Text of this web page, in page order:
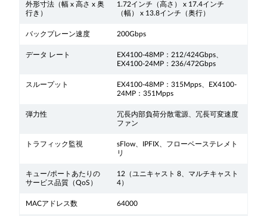
外形寸法（幅 x 高さ x 奥
行き）
1.72インチ（高さ） x 17.4インチ
（幅） x 13.8インチ（奥行）
バックプレーン速度 200Gbps
データ レート
EX4100-48MP：212/424Gbps、
EX4100-24MP：236/472Gbps
スループット
EX4100-48MP：315Mpps、EX4100-
24MP：351Mpps
弾力性
冗長内部負荷分散電源、冗長可変速度
ファン
トラフィック監視
sFlow、IPFIX、フローベーステレメト
リ
キュー/ポートあたりの
サービス品質（QoS）
12（ユニキャスト 8、マルチキャスト
4）
MACアドレス数 64000